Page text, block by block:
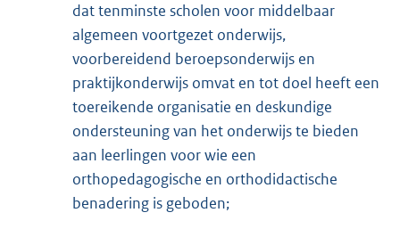
dat tenminste scholen voor middelbaar
algemeen voortgezet onderwijs,
voorbereidend beroepsonderwijs en
praktijkonderwijs omvat en tot doel heeft een
toereikende organisatie en deskundige
ondersteuning van het onderwijs te bieden
aan leerlingen voor wie een
orthopedagogische en orthodidactische
benadering is geboden;